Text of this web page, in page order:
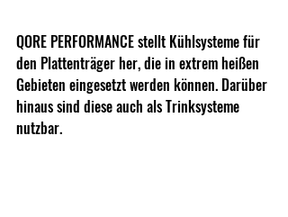
QORE PERFORMANCE stellt Kühlsysteme für
den Plattenträger her, die in extrem heißen
Gebieten eingesetzt werden können. Darüber
hinaus sind diese auch als Trinksysteme
nutzbar.